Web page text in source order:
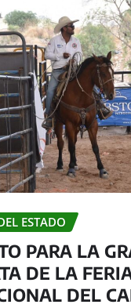
ESTADO
PARA LA
DE LA
DEL